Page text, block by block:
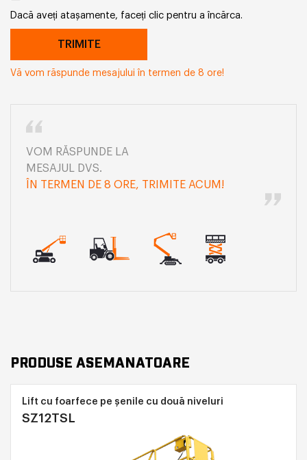
Dacă aveți atașamente, faceți clic pentru a încărca.
Vă vom răspunde mesajului în termen de 8 ore!
VOM RĂSPUNDE LA
MESAJUL DVS.
ÎN TERMEN DE 8 ORE, TRIMITE ACUM!
PRODUSE ASEMANATOARE
Lift cu foarfece pe șenile cu două niveluri
SZ12TSL